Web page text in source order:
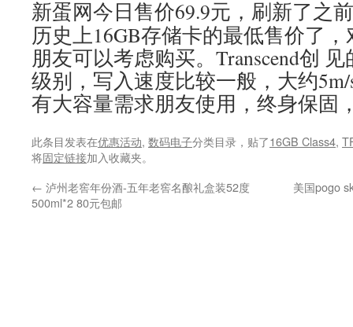
新蛋网今日售价69.9元，刷新了之
历史上16GB存储卡的最低售价了
朋友可以考虑购买。Transcend创
级别，写入速度比较一般，大约5m/
有大容量需求朋友使用，终身保固
此条目发表在优惠活动, 数码电子分类目录，贴了16GB Class4,
将固定链接加入收藏夹。
← 泸州老窖年份酒-五年老窖名酿礼盒装52度
500ml*2 80元包邮
美国pogo